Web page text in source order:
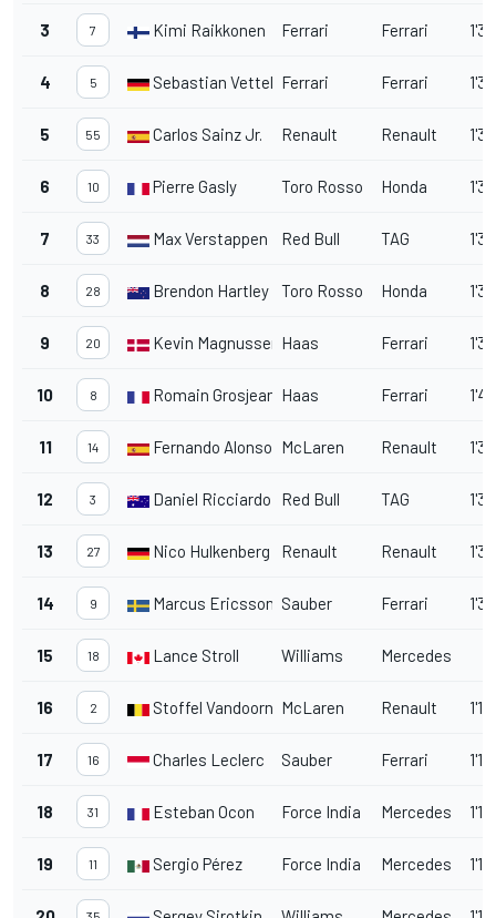
3 7 Kimi Raikkonen Ferrari Ferrari
4 5 Sebastian Vettel Ferrari Ferrari
5 55 Carlos Sainz Jr. Renault Renault
6 10 Pierre Gasly Toro Rosso Honda
7 33 Max Verstappen Red Bull TAG
8 28 Brendon Hartley Toro Rosso Honda
9 20 Kevin Magnussen Haas Ferrari
10 8 Romain Grosjean Haas Ferrari
11 14 Fernando Alonso McLaren Renault
12 3 Daniel Ricciardo Red Bull TAG
13 27 Nico Hulkenberg Renault Renault
14 9 Marcus Ericsson Sauber Ferrari
15 18 Lance Stroll Williams Mercedes
16 2 Stoffel Vandoorne McLaren Renault
17 16 Charles Leclerc Sauber Ferrari
18 31 Esteban Ocon Force India Mercedes
19 11 Sergio Pérez Force India Mercedes